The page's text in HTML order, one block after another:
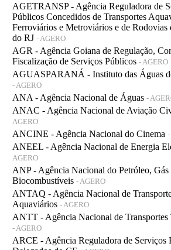
AGETRANSP - Agência Reguladora de
Públicos Concedidos de Transportes
Ferroviários e Metroviários e de Rodovias
do RJ - AGERO
AGR - Agência Goiana de Regulação,
Fiscalização de Serviços Públicos - AGERO
AGUASPARANÁ - Instituto das Águas
- AGERO
ANA - Agência Nacional de Águas -
ANAC - Agência Nacional de Aviação
AGERO
ANCINE - Agência Nacional do Cinema
ANEEL - Agência Nacional de Energia
AGERO
ANP - Agência Nacional do Petróleo, Gás
Biocombustíveis - AGERO
ANTAQ - Agência Nacional de
Aquaviários - AGERO
ANTT - Agência Nacional de Transportes
- AGERO
ARCE - Agência Reguladora de Serviços